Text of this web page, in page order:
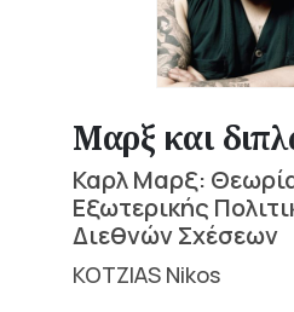
Μαρξ και
Καρλ Μαρξ:
Εξωτερικής
Διεθνών Σχέσεων
KOTZIAS Nikos